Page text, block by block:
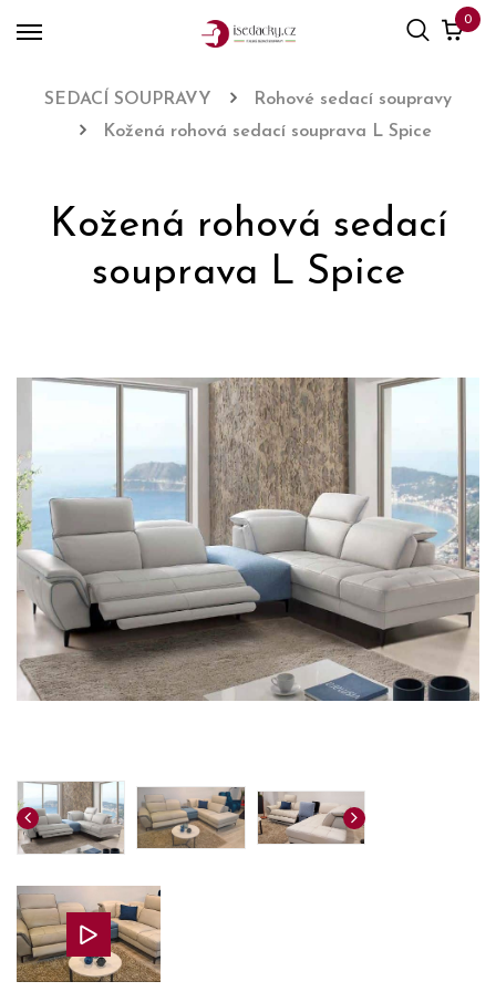
0
SEDACÍ SOUPRAVY
Rohové sedací soupravy
Kožená rohová sedací souprava L Spice
Kožená rohová sedací
souprava L Spice